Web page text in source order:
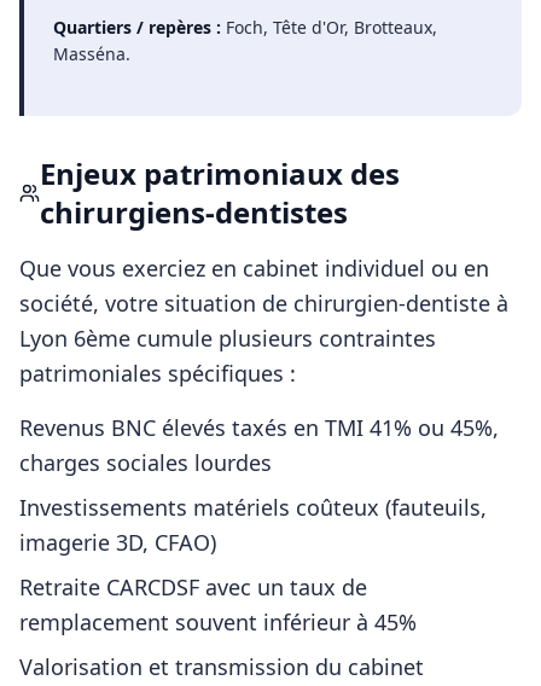
Quartiers / repères : Foch, Tête d'Or, Brotteaux,
Masséna.
Enjeux patrimoniaux des
chirurgiens-dentistes
Que vous exerciez en cabinet individuel ou en
société, votre situation de chirurgien-dentiste à
Lyon 6ème cumule plusieurs contraintes
patrimoniales spécifiques :
Revenus BNC élevés taxés en TMI 41% ou 45%,
charges sociales lourdes
Investissements matériels coûteux (fauteuils,
imagerie 3D, CFAO)
Retraite CARCDSF avec un taux de
remplacement souvent inférieur à 45%
Valorisation et transmission du cabinet